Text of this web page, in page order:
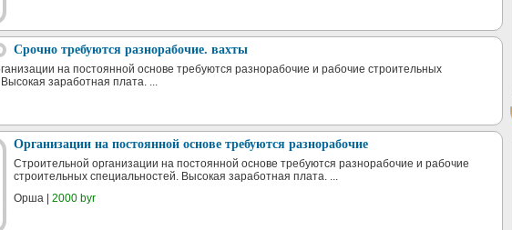
Срочно требуются разнорабочие. вахты
на постоянной основе требуются разнорабочие и рабочие строительных
заработная плата. ...
Организации на постоянной основе требуются разнорабочие
Строительной организации на постоянной основе требуются разнорабочие и рабочие
строительных специальностей. Высокая заработная плата. ...
Орша | 2000 byr